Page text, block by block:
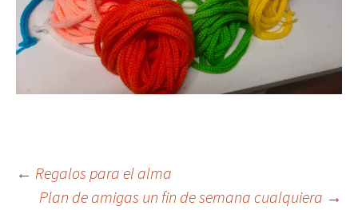
Navegación
← Regalos para el alma
Plan de amigas un fin de semana cualquiera →